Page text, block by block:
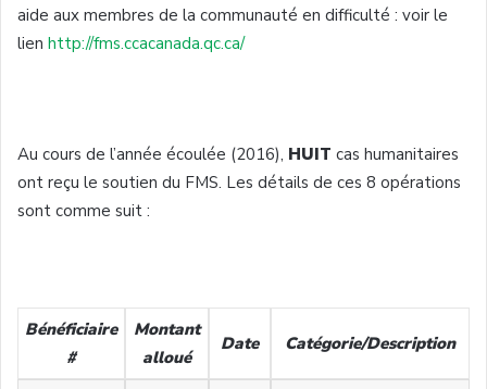
aide aux membres de la communauté en difficulté : voir le
lien http://fms.ccacanada.qc.ca/
Au cours de l’année écoulée (2016), HUIT cas humanitaires
ont reçu le soutien du FMS. Les détails de ces 8 opérations
sont comme suit :
Bénéficiaire
#
Montant
alloué
Date Catégorie/Description